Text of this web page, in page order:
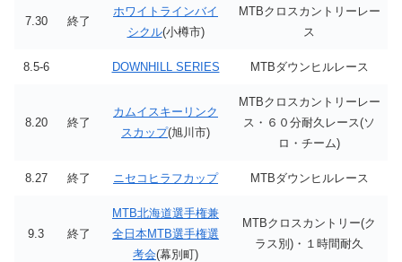
7.30 終了
ホワイトラインバイ
シクル(小樽市)
MTBクロスカントリーレー
ス
8.5-6 DOWNHILL SERIES MTBダウンヒルレース
8.20 終了
カムイスキーリンク
スカップ(旭川市)
MTBクロスカントリーレー
ス・６０分耐久レース(ソ
ロ・チーム)
8.27 終了 ニセコヒラフカップ MTBダウンヒルレース
9.3 終了
MTB北海道選手権兼
全日本MTB選手権選
考会(幕別町)
MTBクロスカントリー(ク
ラス別)・１時間耐久